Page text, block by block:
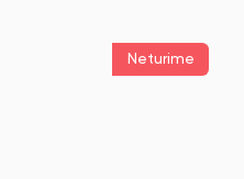
Neturime